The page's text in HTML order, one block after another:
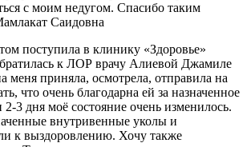
с моим недугом. Спасибо таким
Саидовна
поступила в клинику «Здоровье»
к ЛОР врачу Алиевой Джамиле
меня приняла, осмотрела, отправила на
что очень благодарна ей за назначенное
2-3 дня моё состояние очень изменилось.
внутривенные уколы и
к выздоровлению. Хочу также